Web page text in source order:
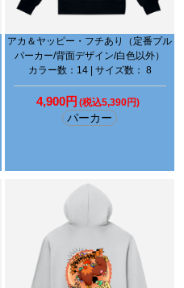
アカ＆ヤッピー・フチあり（定番プル
パーカー/背面デザイン/白色以外）
カラー数：14 | サイズ数： 8
4,900円 (税込5,390円)
パーカー